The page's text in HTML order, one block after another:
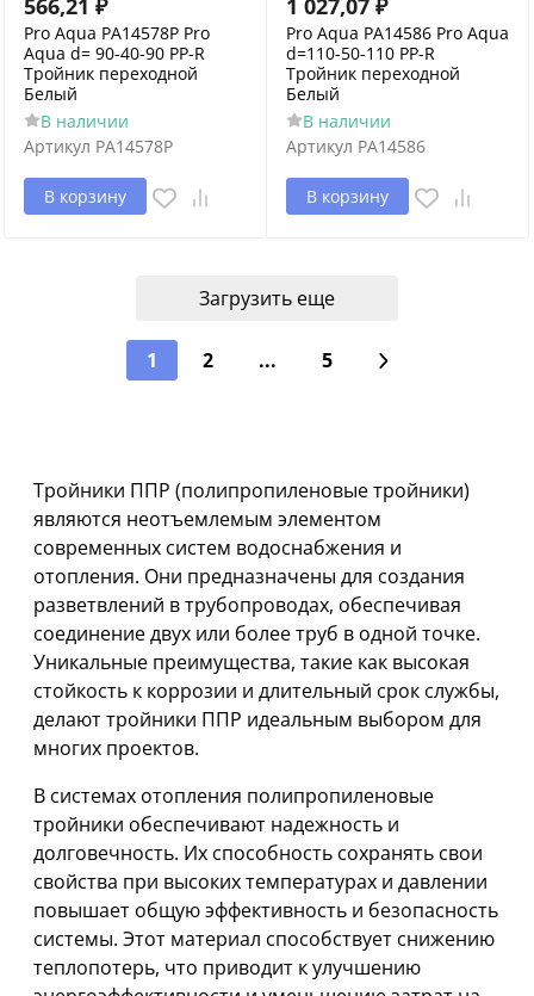
566,21 ₽
Pro Aqua PA14578P Pro
Aqua d= 90-40-90 PP-R
Тройник переходной
Белый
В наличии
Артикул PA14578P
В корзину
1 027,07 ₽
Pro Aqua PA14586 Pro Aqua
d=110-50-110 PP-R
Тройник переходной
Белый
В наличии
Артикул PA14586
В корзину
Загрузить еще
1 2 ... 5
Тройники ППР (полипропиленовые тройники)
являются неотъемлемым элементом
современных систем водоснабжения и
отопления. Они предназначены для создания
разветвлений в трубопроводах, обеспечивая
соединение двух или более труб в одной точке.
Уникальные преимущества, такие как высокая
стойкость к коррозии и длительный срок службы,
делают тройники ППР идеальным выбором для
многих проектов.
В системах отопления полипропиленовые
тройники обеспечивают надежность и
долговечность. Их способность сохранять свои
свойства при высоких температурах и давлении
повышает общую эффективность и безопасность
системы. Этот материал способствует снижению
теплопотерь, что приводит к улучшению